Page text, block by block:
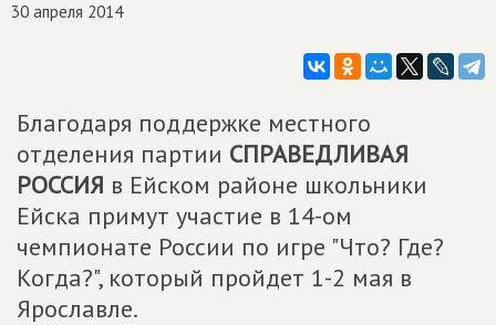
30 апреля 2014
Благодаря поддержке местного
отделения партии СПРАВЕДЛИВАЯ
РОССИЯ в Ейском районе школьники
Ейска примут участие в 14-ом
чемпионате России по игре "Что? Где?
Когда?", который пройдет 1-2 мая в
Ярославле.